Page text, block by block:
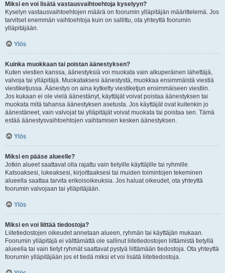
Miksi en voi lisätä vastausvaihtoehtoja kyselyyn?
Kyselyn vastausvaihtoehtojen määrä on foorumin ylläpitäjän määrittelemä. Jos
tarvitset enemmän vaihtoehtoja kuin on sallittu, ota yhteyttä foorumin
ylläpitäjään.
Ylös
Kuinka muokkaan tai poistan äänestyksen?
Kuten viestien kanssa, äänestyksiä voi muokata vain alkuperäinen lähettäjä,
valvoja tai ylläpitäjä. Muokataksesi äänestystä, muokkaa ensimmäistä viestiä
viestiketjussa. Äänestys on aina kytketty viestiketjun ensimmäiseen viestiin.
Jos kukaan ei ole vielä äänestänyt, käyttäjät voivat poistaa äänestyksen tai
muokata mitä tahansa äänestyksen asetusta. Jos käyttäjät ovat kuitenkin jo
äänestäneet, vain valvojat tai ylläpitäjät voivat muokata tai poistaa sen. Tämä
estää äänestysvaihtoehtojen vaihtamisen kesken äänestyksen.
Ylös
Miksi en pääse alueelle?
Jotkin alueet saattavat olla rajattu vain tietyille käyttäjille tai ryhmille.
Katsoaksesi, lukeaksesi, kirjoittaaksesi tai muiden toimintojen tekeminen
alueella saattaa tarvita erikoisoikeuksia. Jos haluat oikeudet, ota yhteyttä
foorumin valvojaan tai ylläpitäjään.
Ylös
Miksi en voi liittää tiedostoja?
Liitetiedostojen oikeudet annetaan alueen, ryhmän tai käyttäjän mukaan.
Foorumin ylläpitäjä ei välttämättä ole sallinut liitetiedostojen liittämistä tietyllä
alueella tai vain tietyt ryhmät saattavat pystyä liittämään tiedostoja. Ota yhteyttä
foorumin ylläpitäjään jos et tiedä miksi et voi lisätä liitetiedostoja.